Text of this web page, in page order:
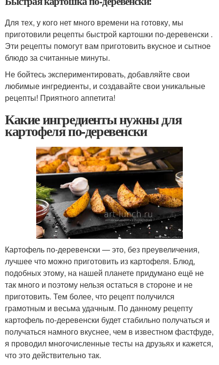
Для тех, у кого нет много времени на готовку, мы
приготовили рецепты быстрой картошки по-деревенски .
Эти рецепты помогут вам приготовить вкусное и сытное
блюдо за считанные минуты.
Не бойтесь экспериментировать, добавляйте свои
любимые ингредиенты, и создавайте свои уникальные
рецепты! Приятного аппетита!
Какие ингредиенты нужны для
картофеля по-деревенски
Картофель по-деревенски — это, без преувеличения,
лучшее что можно приготовить из картофеля. Блюд,
подобных этому, на нашей планете придумано ещё не
так много и поэтому нельзя остаться в стороне и не
приготовить. Тем более, что рецепт получился
грамотным и весьма удачным. По данному рецепту
картофель по-деревенски будет стабильно получаться и
получаться намного вкуснее, чем в известном фастфуде,
я проводил многочисленные тесты на друзьях и кажется,
что это действительно так.